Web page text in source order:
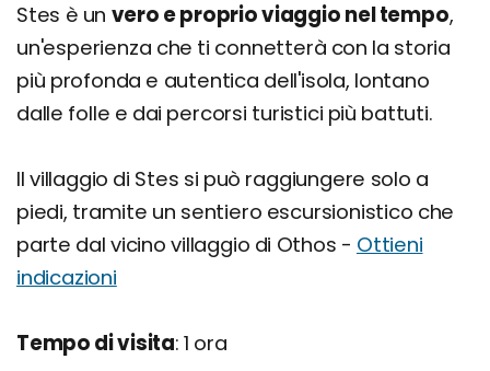
Stes è un vero e proprio viaggio nel tempo,
un'esperienza che ti connetterà con la storia
più profonda e autentica dell'isola, lontano
dalle folle e dai percorsi turistici più battuti.
Il villaggio di Stes si può raggiungere solo a
piedi, tramite un sentiero escursionistico che
parte dal vicino villaggio di Othos - Ottieni
indicazioni
Tempo di visita: 1 ora